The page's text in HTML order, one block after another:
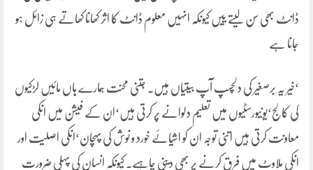
ڈانٹ بھی سن لیتے ییں کیونکہ انہیں معلوم ڈانٹ کا اثر کھانا کھاتے ہی زائل ہو
جانا ہے
‘خیر یہ برصغیر کی دلچسپ آپ بیتیاں ہیں۔ جتنی محنت ہمارے ہاں مائیں لڑکیوں
کی کالج‘یونیورسٹیوں میں تعلیم دلوانے پر کرتی ہیں‘ان کے فیشن میں انکی
معاونت کرتی ہیں اتنی توجہ ان کو اشیائے خورد و نوش کی پہچان‘انکی اصلیت اور
انکی ملاوٹ میں فرق کرنے پر بھی دینی چاہیے۔ کیونکہ انسان کی پہلی ضرورت